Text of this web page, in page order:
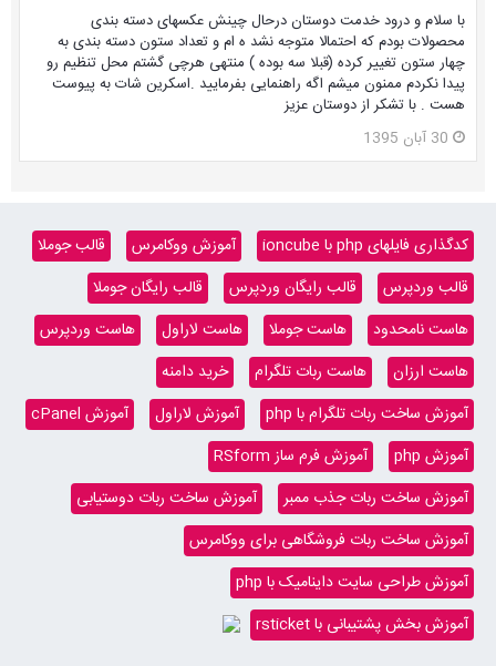
با سلام و درود خدمت دوستان درحال چینش عکسهای دسته بندی
محصولات بودم که احتمالا متوجه نشد ه ام و تعداد ستون دسته بندی به
چهار ستون تغییر کرده (قبلا سه بوده ) منتهی هرچی گشتم محل تنظیم رو
پیدا نکردم ممنون میشم اگه راهنمایی بفرمایید .اسکرین شات به پیوست
هست . با تشکر از دوستان عزیز
30 آبان 1395
کدگذاری فایلهای php با ioncube آموزش ووکامرس
قالب جوملا
قالب وردپرس
قالب رایگان وردپرس
قالب رایگان جوملا
هاست نامحدود
هاست جوملا هاست لاراول
هاست وردپرس
هاست ارزان
هاست ربات تلگرام
خرید دامنه
آموزش ساخت ربات تلگرام با php
آموزش لاراول
آموزش cPanel
آموزش php
آموزش فرم ساز RSform
آموزش ساخت ربات جذب ممبر
آموزش ساخت ربات دوستیابی
آموزش ساخت ربات فروشگاهی برای ووکامرس
آموزش طراحی سایت داینامیک با php
آموزش بخش پشتیبانی با rsticket